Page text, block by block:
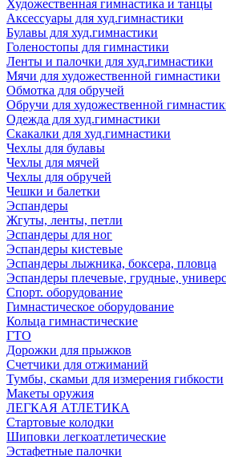
Художественная гимнастика и танцы
Аксессуары для худ.гимнастики
Булавы для худ.гимнастики
Голеностопы для гимнастики
Ленты и палочки для худ.гимнастики
Мячи для художественной гимнастики
Обмотка для обручей
Обручи для художественной
Одежда для худ.гимнастики
Скакалки для худ.гимнастики
Чехлы для булавы
Чехлы для мячей
Чехлы для обручей
Чешки и балетки
Эспандеры
Жгуты, ленты, петли
Эспандеры для ног
Эспандеры кистевые
Эспандеры лыжника, боксера, пловца
Эспандеры плечевые, грудные,
Спорт. оборудование
Гимнастическое оборудование
Кольца гимнастические
ГТО
Дорожки для прыжков
Счетчики для отжиманий
Тумбы, скамьи для измерения гибкости
Макеты оружия
ЛЕГКАЯ АТЛЕТИКА
Стартовые колодки
Шиповки легкоатлетические
Эстафетные палочки